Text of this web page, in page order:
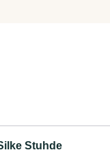
Stuhde